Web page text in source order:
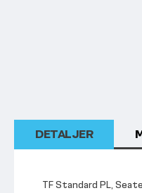
DETALJER
TF Standard PL,